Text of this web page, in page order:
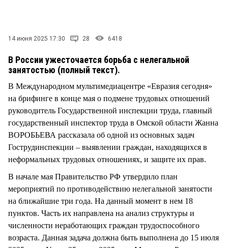
14 июня 2025 17:30 28 6418
В России ужесточается борьба с нелегальной
занятостью (полный текст).
В Международном мультимедиацентре «Евразия сегодня»
на брифинге в конце мая о подмене трудовых отношений
руководитель Государственной инспекции труда, главный
государственный инспектор труда в Омской области Жанна
ВОРОБЬЕВА рассказала об одной из основных задач
Гострудинспекции – выявлении граждан, находящихся в
неформальных трудовых отношениях, и защите их прав.
В начале мая Правительство РФ утвердило план
мероприятий по противодействию нелегальной занятости
на ближайшие три года. На данный момент в нем 18
пунктов. Часть их направлена на анализ структуры и
численности неработающих граждан трудоспособного
возраста. Данная задача должна быть выполнена до 15 июля